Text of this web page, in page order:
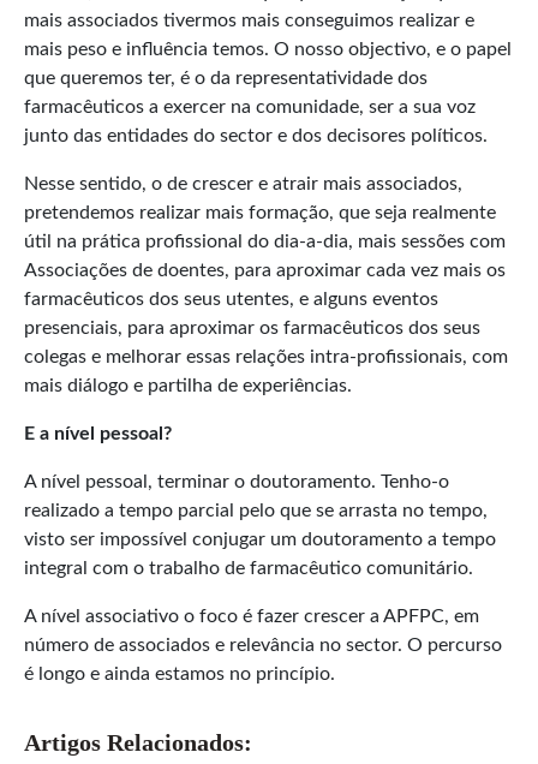
mais associados tivermos mais conseguimos realizar e
mais peso e influência temos. O nosso objectivo, e o papel
que queremos ter, é o da representatividade dos
farmacêuticos a exercer na comunidade, ser a sua voz
junto das entidades do sector e dos decisores políticos.
Nesse sentido, o de crescer e atrair mais associados,
pretendemos realizar mais formação, que seja realmente
útil na prática profissional do dia-a-dia, mais sessões com
Associações de doentes, para aproximar cada vez mais os
farmacêuticos dos seus utentes, e alguns eventos
presenciais, para aproximar os farmacêuticos dos seus
colegas e melhorar essas relações intra-profissionais, com
mais diálogo e partilha de experiências.
E a nível pessoal?
A nível pessoal, terminar o doutoramento. Tenho-o
realizado a tempo parcial pelo que se arrasta no tempo,
visto ser impossível conjugar um doutoramento a tempo
integral com o trabalho de farmacêutico comunitário.
A nível associativo o foco é fazer crescer a APFPC, em
número de associados e relevância no sector. O percurso
é longo e ainda estamos no princípio.
Artigos Relacionados: